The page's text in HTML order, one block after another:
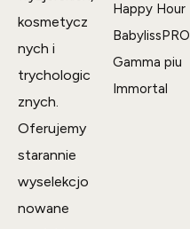
kosmetycz
nych i
trychologic
znych.
Oferujemy
starannie
wyselekcjo
nowane
Happy Hour
BabylissPRO
Gamma piu
Immortal